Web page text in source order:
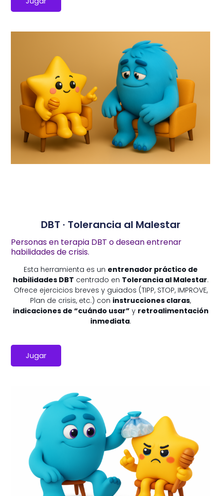
DBT · Tolerancia al Malestar
Personas en terapia DBT o desean entrenar
habilidades de crisis.
Esta herramienta es un entrenador práctico de
habilidades DBT centrado en Tolerancia al Malestar.
Ofrece ejercicios breves y guiados (TIPP, STOP, IMPROVE,
Plan de crisis, etc.) con instrucciones claras,
indicaciones de “cuándo usar” y retroalimentación
inmediata.
Jugar